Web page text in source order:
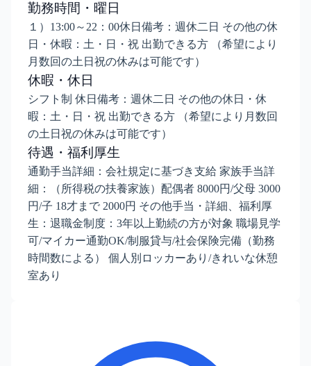
勤務時間・曜日
１）13:00～22：00休日備考：週休二日 その他の休
日・休暇：土・日・祝 出勤できる方 （希望により
月数回の土日祝の休みは可能です）
休暇・休日
シフト制 休日備考：週休二日 その他の休日・休
暇：土・日・祝 出勤できる方 （希望により月数回
の土日祝の休みは可能です）
待遇・福利厚生
通勤手当詳細：会社規定に基づき支給 家族手当詳
細：（所得税の扶養家族）配偶者 8000円/父母 3000
円/子 18才まで 2000円 その他手当・詳細、福利厚
生：退職金制度：3年以上勤続の方が対象 職場見学
可/マイカー通勤OK/制服貸与/社会保険完備（勤務
時間数による） 個人別ロッカーあり/きれいな休憩
室あり